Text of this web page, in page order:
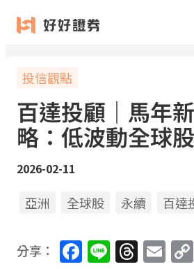
投信觀點
百達投顧｜馬年
略：低波動全球
2026-02-11
亞洲 全球股 永續 百達
分享： Facebook
Line